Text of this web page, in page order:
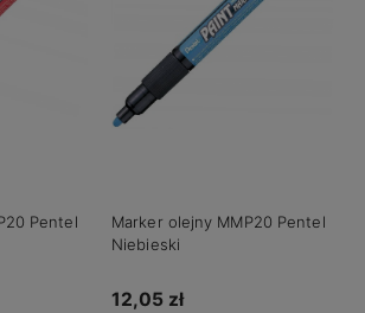
Pentel
Marker olejny MMP20 Pentel
Niebieski
12,05 zł